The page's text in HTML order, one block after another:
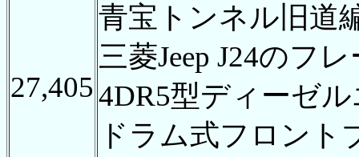
27,405
青宝トンネル旧道
三菱Jeep J24のフ
4DR5型ディーゼ
ドラム式フロント